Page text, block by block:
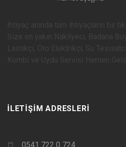
İLETIŞIM ADRESLERI
0541 722 0 724